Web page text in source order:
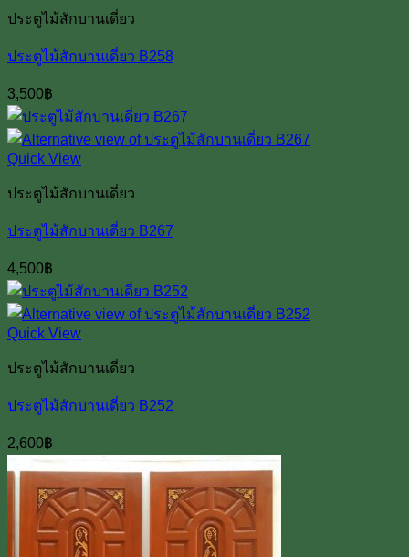
ประตูไม้สักบานเดี่ยว
ประตูไม้สักบานเดี่ยว B258
3,500฿
Quick View
ประตูไม้สักบานเดี่ยว
ประตูไม้สักบานเดี่ยว B267
4,500฿
Quick View
ประตูไม้สักบานเดี่ยว
ประตูไม้สักบานเดี่ยว B252
2,600฿